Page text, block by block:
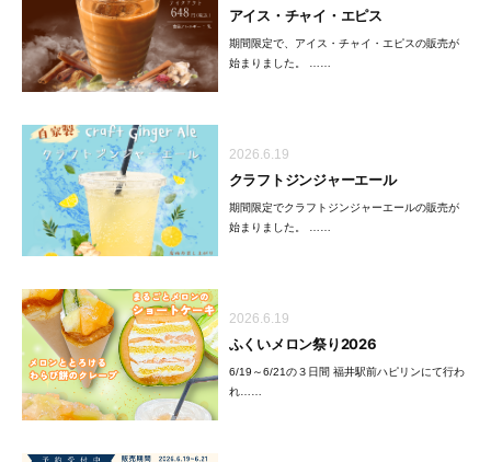
アイス・チャイ・エピス
期間限定で、アイス・チャイ・エピスの販売が
始まりました。 ……
2026.6.19
クラフトジンジャーエール
期間限定でクラフトジンジャーエールの販売が
始まりました。 ……
2026.6.19
ふくいメロン祭り2026
6/19～6/21の３日間 福井駅前ハピリンにて行わ
れ……